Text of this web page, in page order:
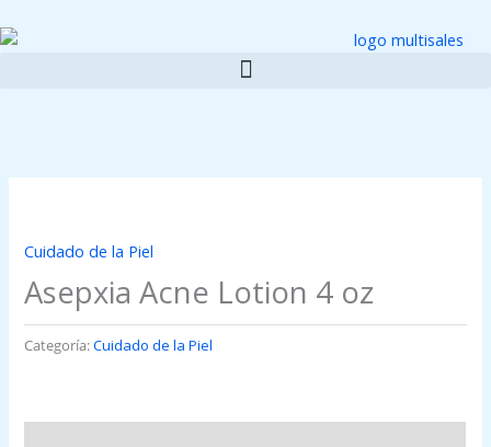
al
Cuidado de la Piel
Asepxia Acne Lotion 4 oz
Categoría:Cuidado de la Piel